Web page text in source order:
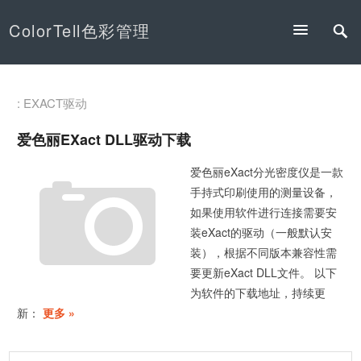
ColorTell色彩管理
: EXACT驱动
爱色丽eXact DLL驱动下载
爱色丽eXact分光密度仪是一款
手持式印刷使用的测量设备，
如果使用软件进行连接需要安
装eXact的驱动（一般默认安
装），根据不同版本兼容性需
要更新eXact DLL文件。 以下
为软件的下载地址，持续更
新： 更多 »